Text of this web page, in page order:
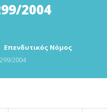
2004
Επενδυτικός Νόμος
2004